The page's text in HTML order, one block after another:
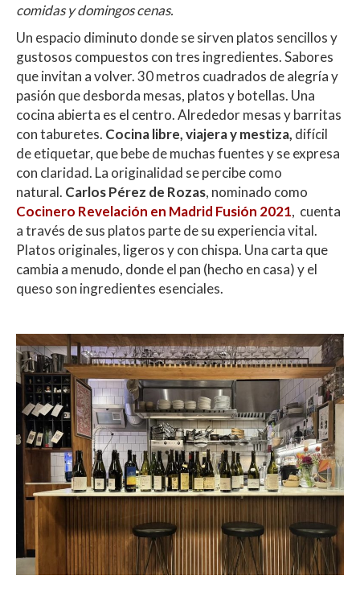
comidas y domingos cenas.
Un espacio diminuto donde se sirven platos sencillos y
gustosos compuestos con tres ingredientes. Sabores
que invitan a volver. 30 metros cuadrados de alegría y
pasión que desborda mesas, platos y botellas. Una
cocina abierta es el centro. Alrededor mesas y barritas
con taburetes. Cocina libre, viajera y mestiza, difícil
de etiquetar, que bebe de muchas fuentes y se expresa
con claridad. La originalidad se percibe como
natural. Carlos Pérez de Rozas, nominado como
Cocinero Revelación en Madrid Fusión 2021, cuenta
a través de sus platos parte de su experiencia vital.
Platos originales, ligeros y con chispa. Una carta que
cambia a menudo, donde el pan (hecho en casa) y el
queso son ingredientes esenciales.